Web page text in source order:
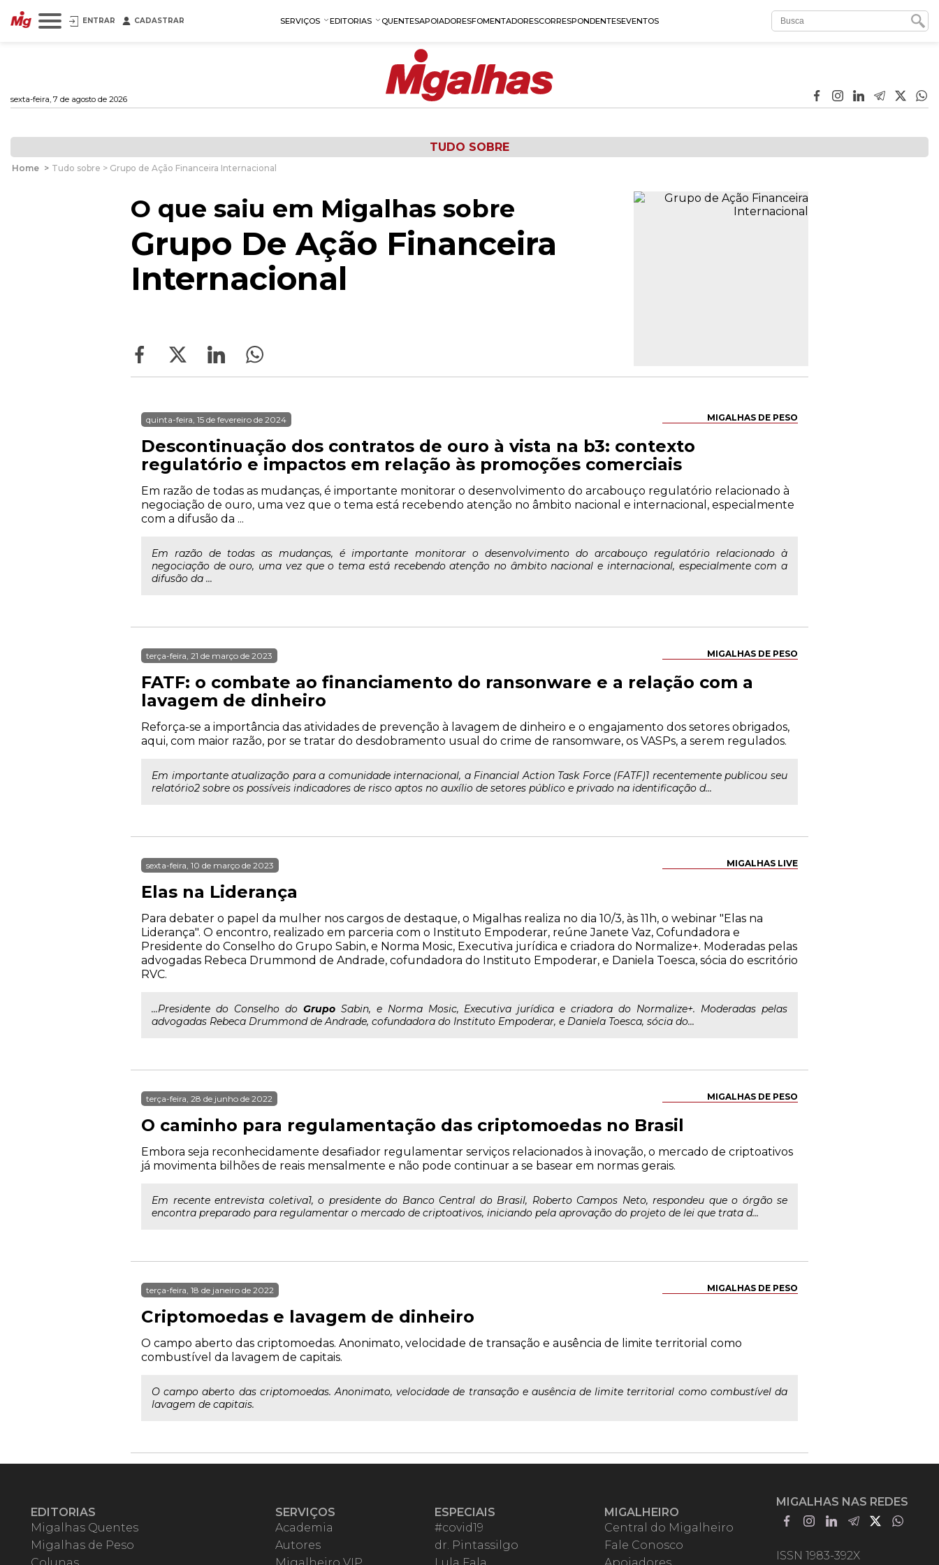
ENTRAR CADASTRAR SERVIÇOS EDITORIAS QUENTESAPOIADORESFOMENTADORESCORRESPONDENTESEVENTOS
sexta-feira, 7 de agosto de 2026
TUDO SOBRE
Home > Tudo sobre > Grupo de Ação Financeira Internacional
O que saiu em Migalhas sobre
Grupo De Ação Financeira
Internacional
MIGALHAS DE PESO
quinta-feira, 15 de fevereiro de 2024
Descontinuação dos contratos de ouro à vista na b3: contexto
regulatório e impactos em relação às promoções comerciais
Em razão de todas as mudanças, é importante monitorar o desenvolvimento do arcabouço regulatório relacionado à
negociação de ouro, uma vez que o tema está recebendo atenção no âmbito nacional e internacional, especialmente
com a difusão da ...
Em razão de todas as mudanças, é importante monitorar o desenvolvimento do arcabouço regulatório relacionado à
negociação de ouro, uma vez que o tema está recebendo atenção no âmbito nacional e internacional, especialmente com a
difusão da ...
MIGALHAS DE PESO
terça-feira, 21 de março de 2023
FATF: o combate ao financiamento do ransonware e a relação com a
lavagem de dinheiro
Reforça-se a importância das atividades de prevenção à lavagem de dinheiro e o engajamento dos setores obrigados,
aqui, com maior razão, por se tratar do desdobramento usual do crime de ransomware, os VASPs, a serem regulados.
Em importante atualização para a comunidade internacional, a Financial Action Task Force (FATF)1 recentemente publicou seu
relatório2 sobre os possíveis indicadores de risco aptos no auxílio de setores público e privado na identificação d...
MIGALHAS LIVE
sexta-feira, 10 de março de 2023
Elas na Liderança
Para debater o papel da mulher nos cargos de destaque, o Migalhas realiza no dia 10/3, às 11h, o webinar "Elas na
Liderança". O encontro, realizado em parceria com o Instituto Empoderar, reúne Janete Vaz, Cofundadora e
Presidente do Conselho do Grupo Sabin, e Norma Mosic, Executiva jurídica e criadora do Normalize+. Moderadas pelas
advogadas Rebeca Drummond de Andrade, cofundadora do Instituto Empoderar, e Daniela Toesca, sócia do escritório
RVC.
...Presidente do Conselho do GrupoSabin, e Norma Mosic, Executiva jurídica e criadora do Normalize+. Moderadas pelas
advogadas Rebeca Drummond de Andrade, cofundadora do Instituto Empoderar, e Daniela Toesca, sócia do...
MIGALHAS DE PESO
terça-feira, 28 de junho de 2022
O caminho para regulamentação das criptomoedas no Brasil
Embora seja reconhecidamente desafiador regulamentar serviços relacionados à inovação, o mercado de criptoativos
já movimenta bilhões de reais mensalmente e não pode continuar a se basear em normas gerais.
Em recente entrevista coletiva1, o presidente do Banco Central do Brasil, Roberto Campos Neto, respondeu que o órgão se
encontra preparado para regulamentar o mercado de criptoativos, iniciando pela aprovação do projeto de lei que trata d...
MIGALHAS DE PESO
terça-feira, 18 de janeiro de 2022
Criptomoedas e lavagem de dinheiro
O campo aberto das criptomoedas. Anonimato, velocidade de transação e ausência de limite territorial como
combustível da lavagem de capitais.
O campo aberto das criptomoedas. Anonimato, velocidade de transação e ausência de limite territorial como combustível da
lavagem de capitais.
EDITORIAS
Migalhas Quentes
Migalhas de Peso
SERVIÇOS
Academia
Autores
ESPECIAIS
#covid19
dr. Pintassilgo
MIGALHEIRO
Central do Migalheiro
Fale Conosco
MIGALHAS NAS REDES
ISSN 1983-392X